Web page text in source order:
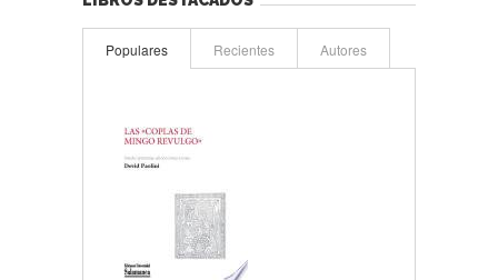
Populares Recientes Autores